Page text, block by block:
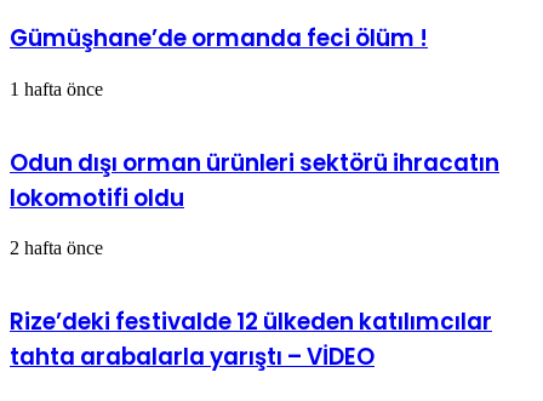
Gümüşhane’de ormanda feci ölüm !
1 hafta önce
Odun dışı orman ürünleri sektörü ihracatın
lokomotifi oldu
2 hafta önce
Rize’deki festivalde 12 ülkeden katılımcılar
tahta arabalarla yarıştı – VİDEO